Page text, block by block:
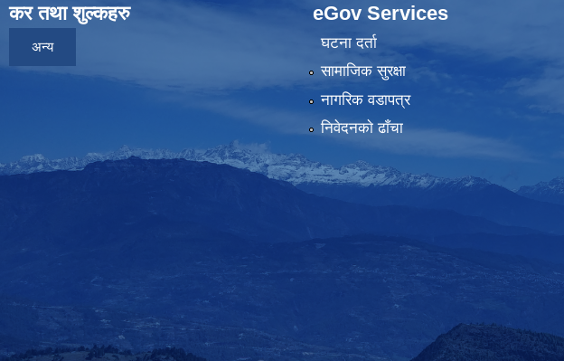
कर तथा शुल्कहरु
अन्य
eGov Services
घटना दर्ता
सामाजिक सुरक्षा
नागरिक वडापत्र
निवेदनकाे ढाँचा